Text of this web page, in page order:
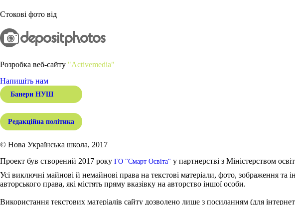
Стокові фото від
Розробка веб-сайту "Activemedia"
Напишіть нам
Банери НУШ
Редакційна політика
© Нова Українська школа, 2017
Проект був створений 2017 року ГО "Смарт Освіта" у партнерстві з Міністерством
Усі виключні майнові й немайнові права на текстові матеріали, фото, зображення та
авторського права, які містять пряму вказівку на авторство іншої особи.
Використання текстових матеріалів сайту дозволено лише з посиланням (для